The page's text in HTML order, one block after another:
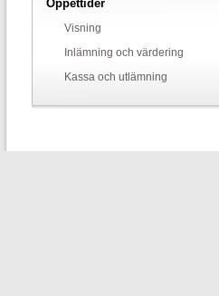
Öppettider
Visning
Inlämning och värdering
Kassa och utlämning